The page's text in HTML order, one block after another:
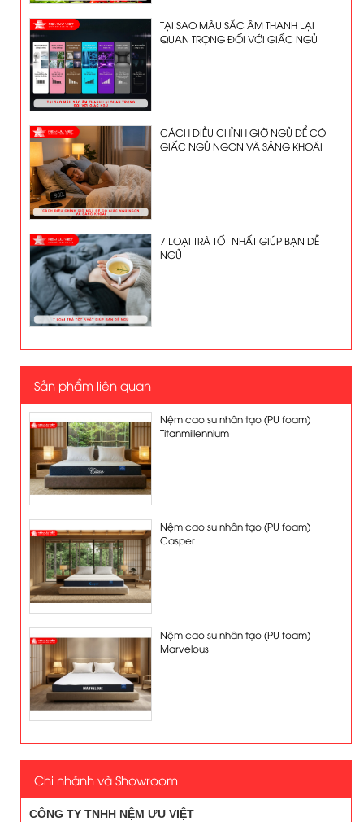
TẠI SAO MÀU SẮC ÂM THANH LẠI
QUAN TRỌNG ĐỐI VỚI GIẤC NGỦ
CÁCH ĐIỀU CHỈNH GIỜ NGỦ ĐỂ CÓ
GIẤC NGỦ NGON VÀ SẢNG KHOÁI
7 LOẠI TRÀ TỐT NHẤT GIÚP BẠN DỄ
NGỦ
Sản phẩm liên quan
Nệm cao su nhân tạo (PU foam)
Titanmillennium
Nệm cao su nhân tạo (PU foam)
Casper
Nệm cao su nhân tạo (PU foam)
Marvelous
Chi nhánh và Showroom
CÔNG TY TNHH NỆM ƯU VIỆT